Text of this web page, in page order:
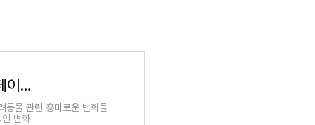
창원시의 펫빌리지 놀이터부터 동물보호센터 홈페이지까지!
동물 관련 흥미로운 변화들
변화